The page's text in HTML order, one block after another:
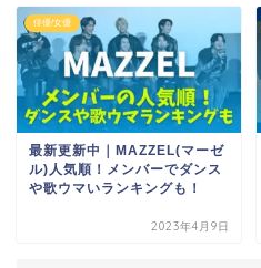
俳優/女優
最新更新中｜MAZZEL(マーゼ
ル)人気順！メンバーでダンス
や歌ウマいランキングも！
2023年4月9日